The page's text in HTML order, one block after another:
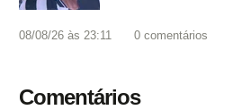
08/08/26 às 23:11 0 comentários
Comentários